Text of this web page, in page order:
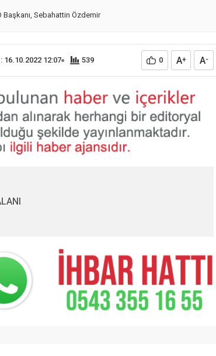
Başkanı, Sebahattin Özdemir
16.10.2022 12:07 539 0 A+ A-
iple
Samsun’da Hafif Ticari
Araç Tıra Çarptı: 1 Ölü, 2
Yaralı
15.02.2025